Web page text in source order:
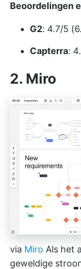
Beoordelingen
G2: 4.7/5
Capterra:
2. Miro
via Miro Als het
geweldige